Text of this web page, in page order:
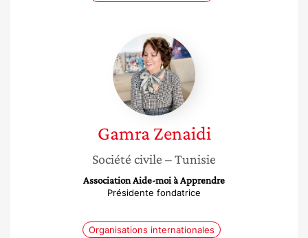
Gamra
Zenaidi
Gamra Zenaidi
Société civile – Tunisie
Association Aide-moi à Apprendre
Présidente fondatrice
Organisations internationales